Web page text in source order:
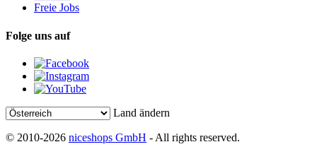
Freie Jobs
Folge uns auf
Land ändern
© 2010-2026 niceshops GmbH - All rights reserved.